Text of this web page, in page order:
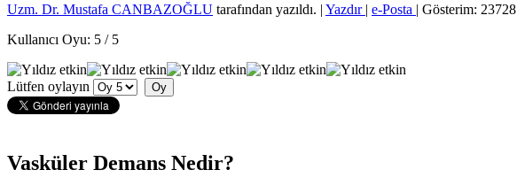
Uzm. Dr. Mustafa CANBAZOĞLU tarafından yazıldı. | Yazdır | e-Posta | Gösterim: 23728
Kullanıcı Oyu: 5 / 5
Lütfen oylayın
Vasküler Demans Nedir?